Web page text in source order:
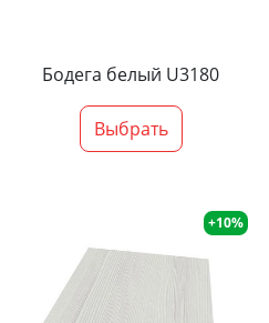
Бодега белый U3180
Выбрать
+10%